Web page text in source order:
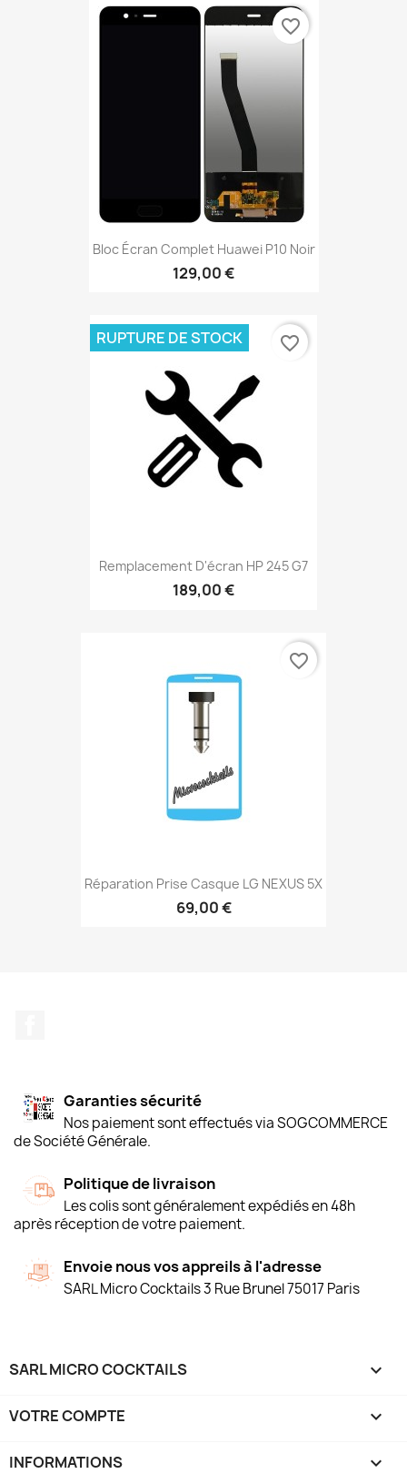
Bloc Écran Complet Huawei P10 Noir
129,00 €
favorite_border
Remplacement D'écran HP 245 G7
189,00 €
RUPTURE DE STOCK favorite_border
Réparation Prise Casque LG NEXUS 5X
69,00 €
favorite_border
Garanties sécurité
Nos paiement sont effectués via SOGCOMMERCE
de Société Générale.
Politique de livraison
Les colis sont généralement expédiés en 48h
après réception de votre paiement.
Envoie nous vos appreils à l'adresse
SARL Micro Cocktails 3 Rue Brunel 75017 Paris
SARL MICRO COCKTAILS 
VOTRE COMPTE 
INFORMATIONS keyboard_arrow_down